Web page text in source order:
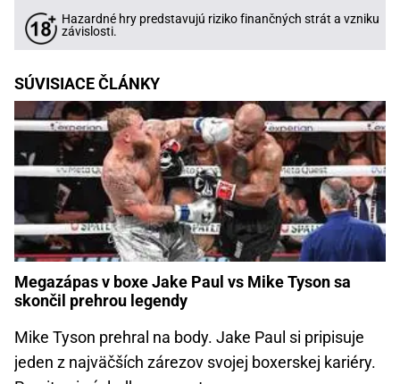
Hazardné hry predstavujú riziko finančných strát a vzniku
závislosti.
SÚVISIACE ČLÁNKY
Megazápas v boxe Jake Paul vs Mike Tyson sa
skončil prehrou legendy
Mike Tyson prehral na body. Jake Paul si pripisuje
jeden z najväčších zárezov svojej boxerskej kariéry.